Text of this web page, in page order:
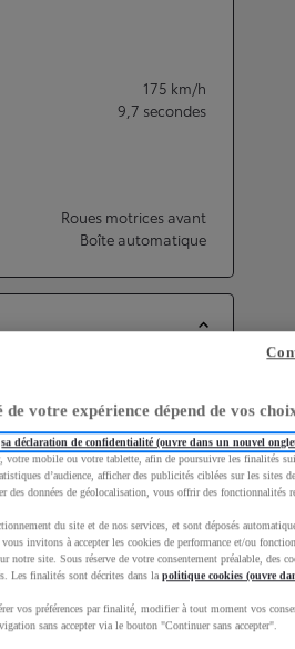
175 km/h
9,7 secondes
Roues motrices avant
Boîte automatique
de démarrage sans clé
rabattables
au volant
électriquement
de votre expérience dépend de vos
sa déclaration de confidentialité (ouvre dans un nouvel
votre mobile ou votre tablette, afin de poursuivre les finalités
d’audience, afficher des publicités ciblées sur les sites
des données de géolocalisation, vous offrir des fonctionnalités
du site et de nos services, et sont déposés
invitons à accepter les cookies de performance et/ou
notre site. Sous réserve de votre consentement préalable, des
Les finalités sont décrites dans lapolitique cookies (ouvre
vos préférences par finalité, modifier à tout moment vos
sans accepter via le bouton "Continuer sans accepter".